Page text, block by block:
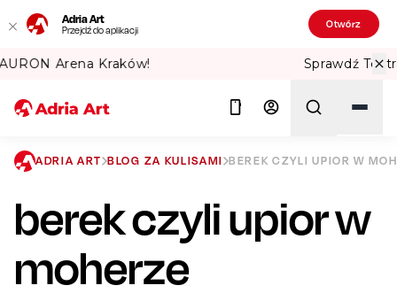
Adria Art
Przejdź do aplikacji Otwórz
Sprawdź Teatralne Lato w PKiN! 🏛️
Szukaj
ADRIA ART BLOG ZA KULISAMI BEREK CZYLI UPIOR W
berek czyli upior w
moherze